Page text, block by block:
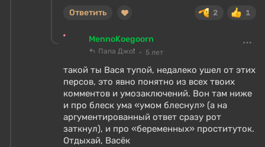
2 1
Ответить
MennoKoegoorn
Папа Джо❗ 5 лет
такой ты Вася тупой, недалеко ушел от этих
персов, это явно понятно из всех твоих
комментов и умозаключений. Вон там ниже
и про блеск ума «умом блеснул» (а на
аргументированный ответ сразу рот
заткнул), и про «беременных» проституток.
Отдыхай, Васёк